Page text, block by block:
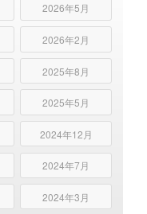
2026年5月
2026年2月
2025年8月
2025年5月
2024年12月
2024年7月
2024年3月